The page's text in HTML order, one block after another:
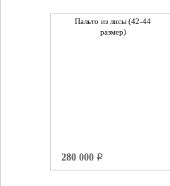
Пальто из лисы (42-44
размер)
280 000 q